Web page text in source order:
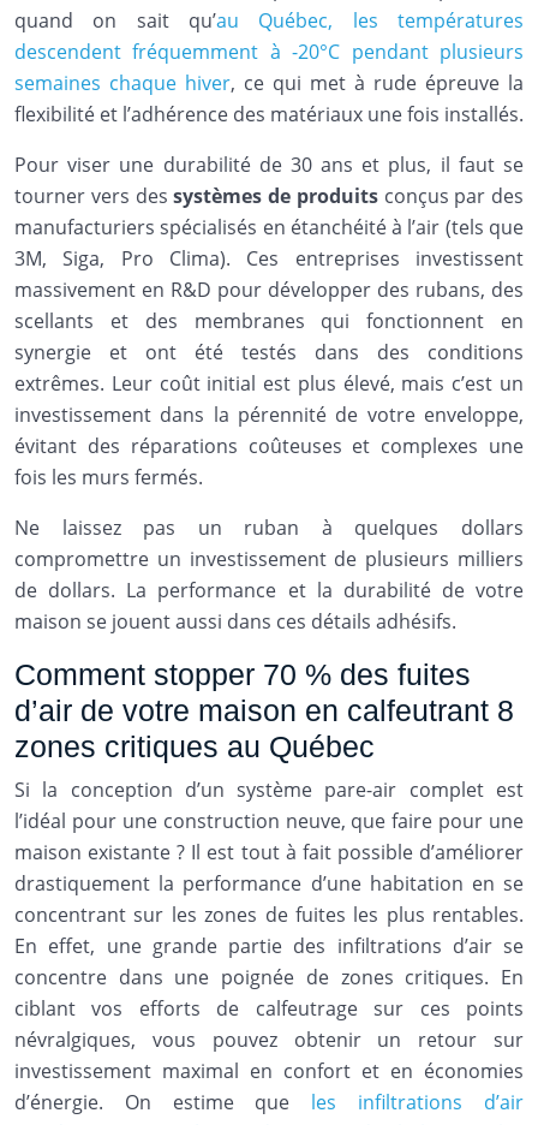
quand on sait qu’au Québec, les températures
descendent fréquemment à -20°C pendant plusieurs
semaines chaque hiver, ce qui met à rude épreuve la
flexibilité et l’adhérence des matériaux une fois installés.
Pour viser une durabilité de 30 ans et plus, il faut se
tourner vers dessystèmes de produitsconçus par des
manufacturiers spécialisés en étanchéité à l’air (tels que
3M, Siga, Pro Clima). Ces entreprises investissent
massivement en R&D pour développer des rubans, des
scellants et des membranes qui fonctionnent en
synergie et ont été testés dans des conditions
extrêmes. Leur coût initial est plus élevé, mais c’est un
investissement dans la pérennité de votre enveloppe,
évitant des réparations coûteuses et complexes une
fois les murs fermés.
Ne laissez pas un ruban à quelques dollars
compromettre un investissement de plusieurs milliers
de dollars. La performance et la durabilité de votre
maison se jouent aussi dans ces détails adhésifs.
Comment stopper 70 % des fuites
d’air de votre maison en calfeutrant 8
zones critiques au Québec
Si la conception d’un système pare-air complet est
l’idéal pour une construction neuve, que faire pour une
maison existante ? Il est tout à fait possible d’améliorer
drastiquement la performance d’une habitation en se
concentrant sur les zones de fuites les plus rentables.
En effet, une grande partie des infiltrations d’air se
concentre dans une poignée de zones critiques. En
ciblant vos efforts de calfeutrage sur ces points
névralgiques, vous pouvez obtenir un retour sur
investissement maximal en confort et en économies
d’énergie. On estime que les infiltrations d’air